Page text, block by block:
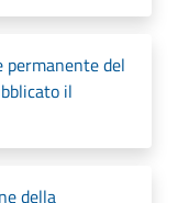
del
il
della